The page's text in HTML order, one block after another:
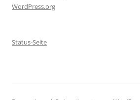
WordPress.org
Status-Seite